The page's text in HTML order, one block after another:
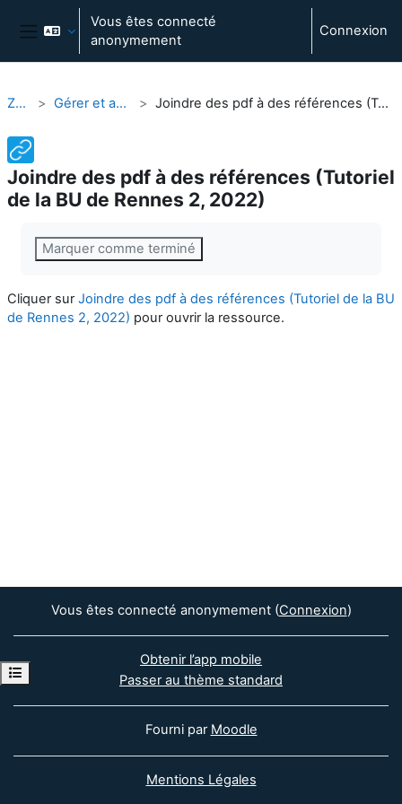
Passer au contenu principal
Panneau latéral
Vous êtes connecté
anonymement
Connexion
Ouvrir l’index du cours
Zotero Gérer et annoter les PDF Joindre des pdf à des références (Tutoriel de la BU de Rennes 2, 2022)
Joindre des pdf à des références (Tutoriel
de la BU de Rennes 2, 2022)
Marquer comme terminé
Cliquer surJoindre des pdf à des références (Tutoriel de la BU
de Rennes 2, 2022) pour ouvrir la ressource.
Vous êtes connecté anonymement (Connexion)
Obtenir l’app mobile
Passer au thème standard
Fourni par Moodle
Mentions Légales